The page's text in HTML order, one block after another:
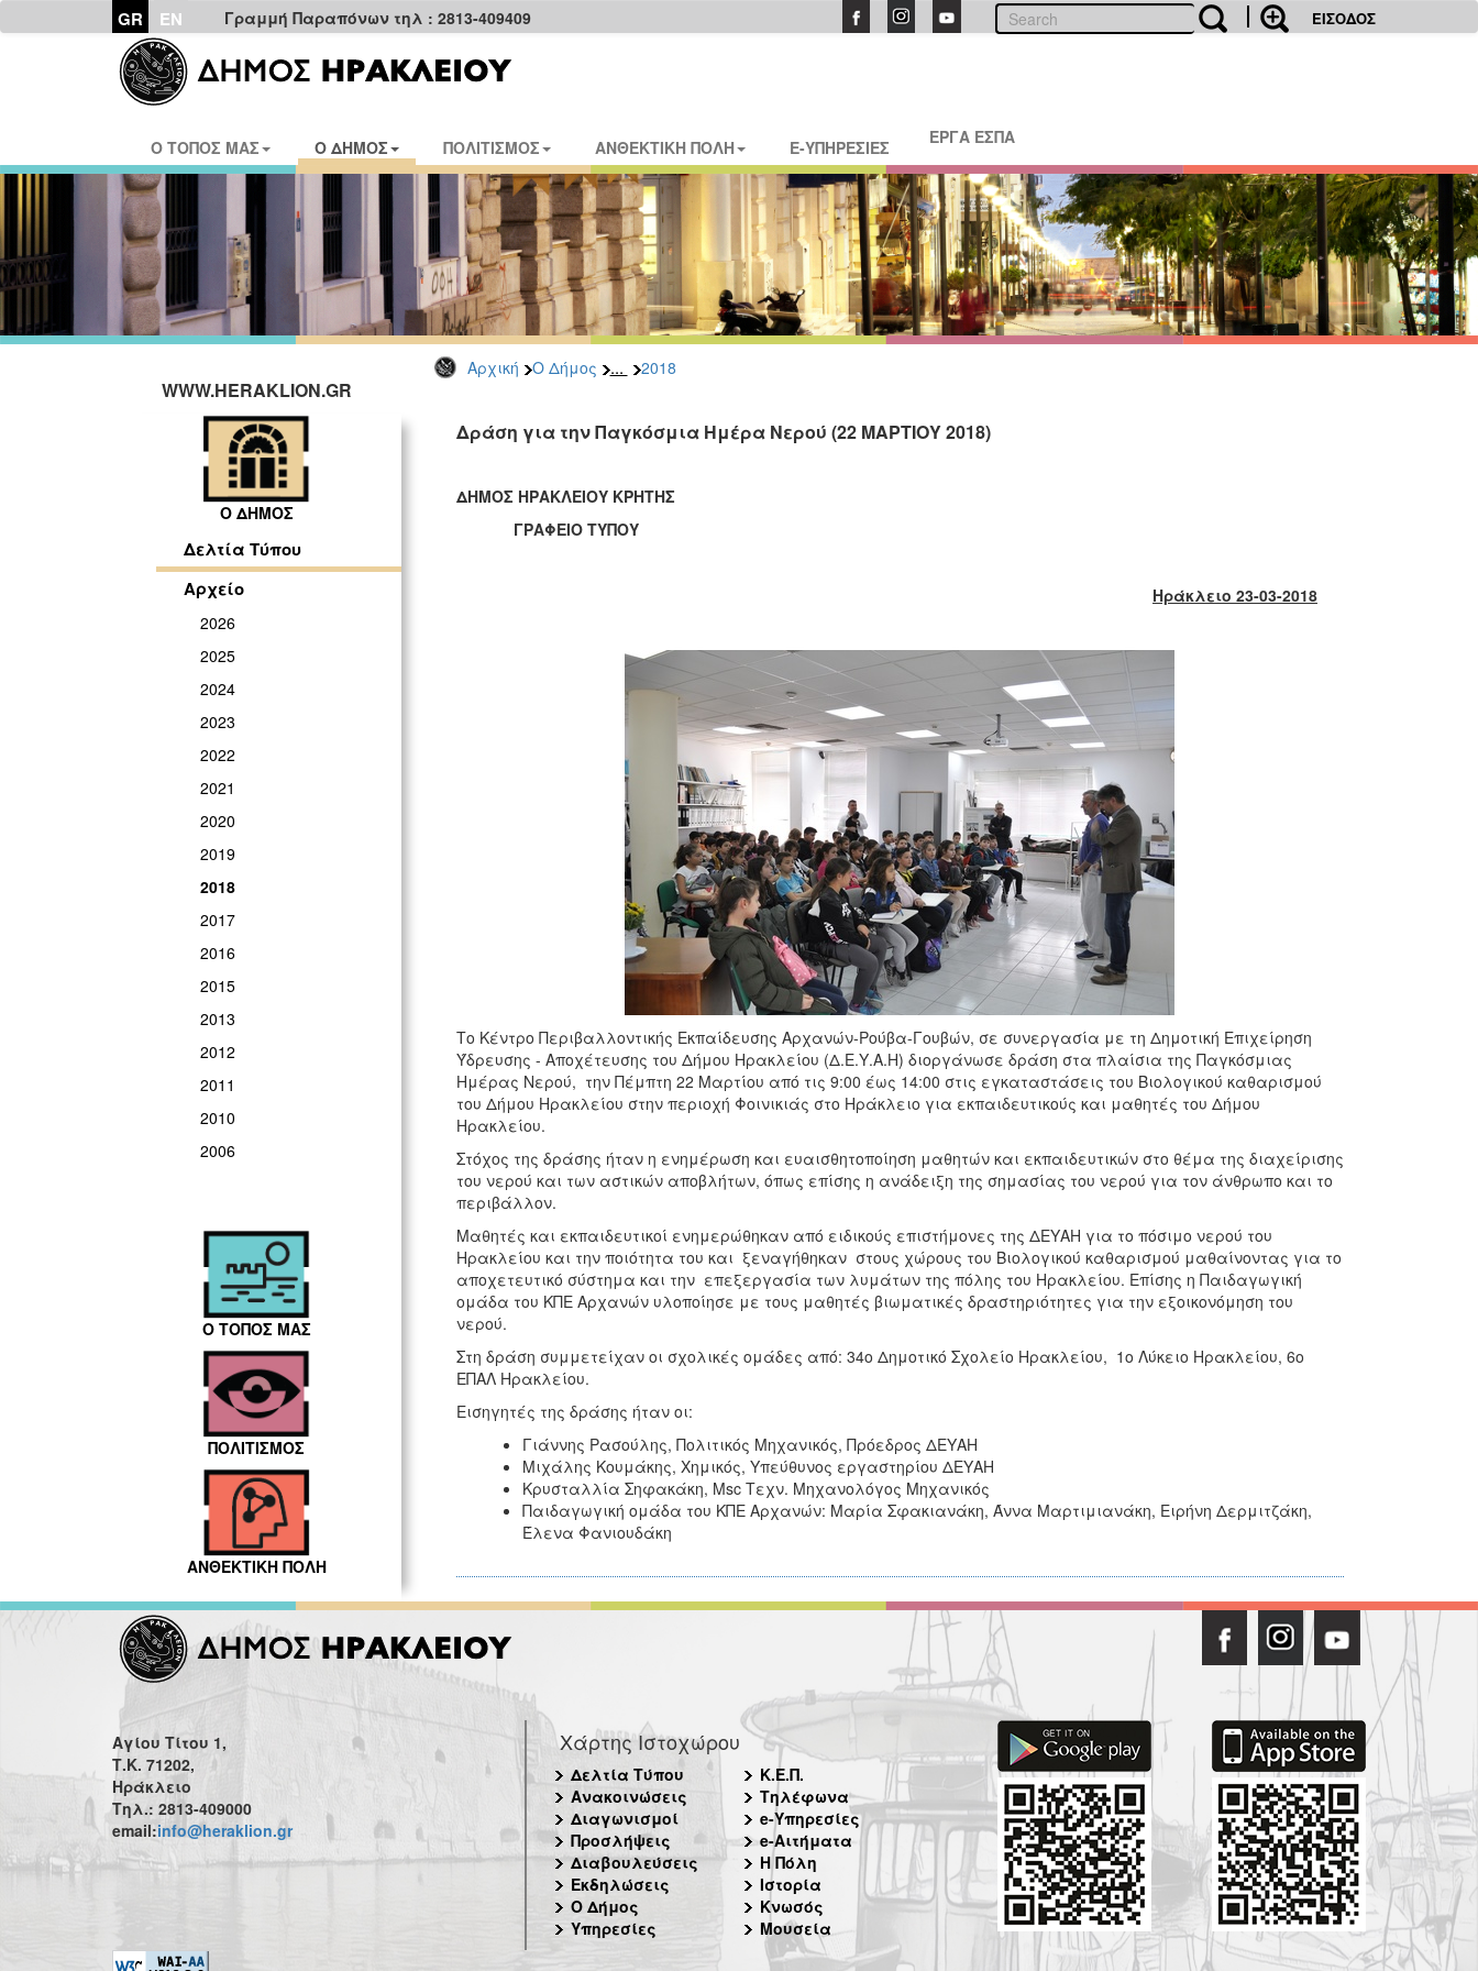
GR EN Γραμμή Παραπόνων τηλ : 2813-409409 ΕΙΣΟΔΟΣ
Ο ΤΟΠΟΣ ΜΑΣ Ο ΔΗΜΟΣ ΠΟΛΙΤΙΣΜΟΣ ΑΝΘΕΚΤΙΚΗ ΠΟΛΗ E-ΥΠΗΡΕΣΙΕΣ ΕΡΓΑ ΕΣΠΑ
Αρχική Ο Δήμος ... 2018
WWW.HERAKLION.GR
Ο ΔΗΜΟΣ
Δελτία Τύπου
Αρχείο
2026
2025
2024
2023
2022
2021
2020
2019
2018
2017
2016
2015
2013
2012
2011
2010
2006
Ο ΤΟΠΟΣ ΜΑΣ
ΠΟΛΙΤΙΣΜΟΣ
ΑΝΘΕΚΤΙΚΗ ΠΟΛΗ
Δράση για την Παγκόσμια Ημέρα Νερού (22 ΜΑΡΤΙΟΥ 2018)
ΔΗΜΟΣ ΗΡΑΚΛΕΙΟΥ ΚΡΗΤΗΣ
ΓΡΑΦΕΙΟ ΤΥΠΟΥ
Ηράκλειο 23-03-2018
Το Κέντρο Περιβαλλοντικής Εκπαίδευσης Αρχανών-Ρούβα-Γουβών, σε συνεργασία με τη Δημοτική Επιχείρηση
Ύδρευσης - Αποχέτευσης του Δήμου Ηρακλείου (Δ.Ε.Υ.Α.Η) διοργάνωσε δράση στα πλαίσια της Παγκόσμιας
Ημέρας Νερού, την Πέμπτη 22 Μαρτίου από τις 9:00 έως 14:00 στις εγκαταστάσεις του Βιολογικού καθαρισμού
του Δήμου Ηρακλείου στην περιοχή Φοινικιάς στο Ηράκλειο για εκπαιδευτικούς και μαθητές του Δήμου
Ηρακλείου.
Στόχος της δράσης ήταν η ενημέρωση και ευαισθητοποίηση μαθητών και εκπαιδευτικών στο θέμα της διαχείρισης
του νερού και των αστικών αποβλήτων, όπως επίσης η ανάδειξη της σημασίας του νερού για τον άνθρωπο και το
περιβάλλον.
Μαθητές και εκπαιδευτικοί ενημερώθηκαν από ειδικούς επιστήμονες της ΔΕΥΑΗ για το πόσιμο νερού του
Ηρακλείου και την ποιότητα του και ξεναγήθηκαν στους χώρους του Βιολογικού καθαρισμού μαθαίνοντας για το
αποχετευτικό σύστημα και την επεξεργασία των λυμάτων της πόλης του Ηρακλείου. Επίσης η Παιδαγωγική
ομάδα του ΚΠΕ Αρχανών υλοποίησε με τους μαθητές βιωματικές δραστηριότητες για την εξοικονόμηση του
νερού.
Στη δράση συμμετείχαν οι σχολικές ομάδες από: 34ο Δημοτικό Σχολείο Ηρακλείου, 1ο Λύκειο Ηρακλείου, 6ο
ΕΠΑΛ Ηρακλείου.
Εισηγητές της δράσης ήταν οι:
Γιάννης Ρασούλης, Πολιτικός Μηχανικός, Πρόεδρος ΔΕΥΑΗ
Μιχάλης Κουμάκης, Χημικός, Υπεύθυνος εργαστηρίου ΔΕΥΑΗ
Κρυσταλλία Σηφακάκη, Msc Τεχν. Μηχανολόγος Μηχανικός
Παιδαγωγική ομάδα του ΚΠΕ Αρχανών: Μαρία Σφακιανάκη, Άννα Μαρτιμιανάκη, Ειρήνη Δερμιτζάκη,
Έλενα Φανιουδάκη
Αγίου Τίτου 1,
Τ.Κ. 71202,
Ηράκλειο
Τηλ.: 2813-409000
email:info@heraklion.gr
Χάρτης Ιστοχώρου
Δελτία Τύπου
Ανακοινώσεις
Διαγωνισμοί
Προσλήψεις
Διαβουλεύσεις
Εκδηλώσεις
Ο Δήμος
Υπηρεσίες
Κ.Ε.Π.
Τηλέφωνα
e-Υπηρεσίες
e-Αιτήματα
Η Πόλη
Ιστορία
Κνωσός
Μουσεία